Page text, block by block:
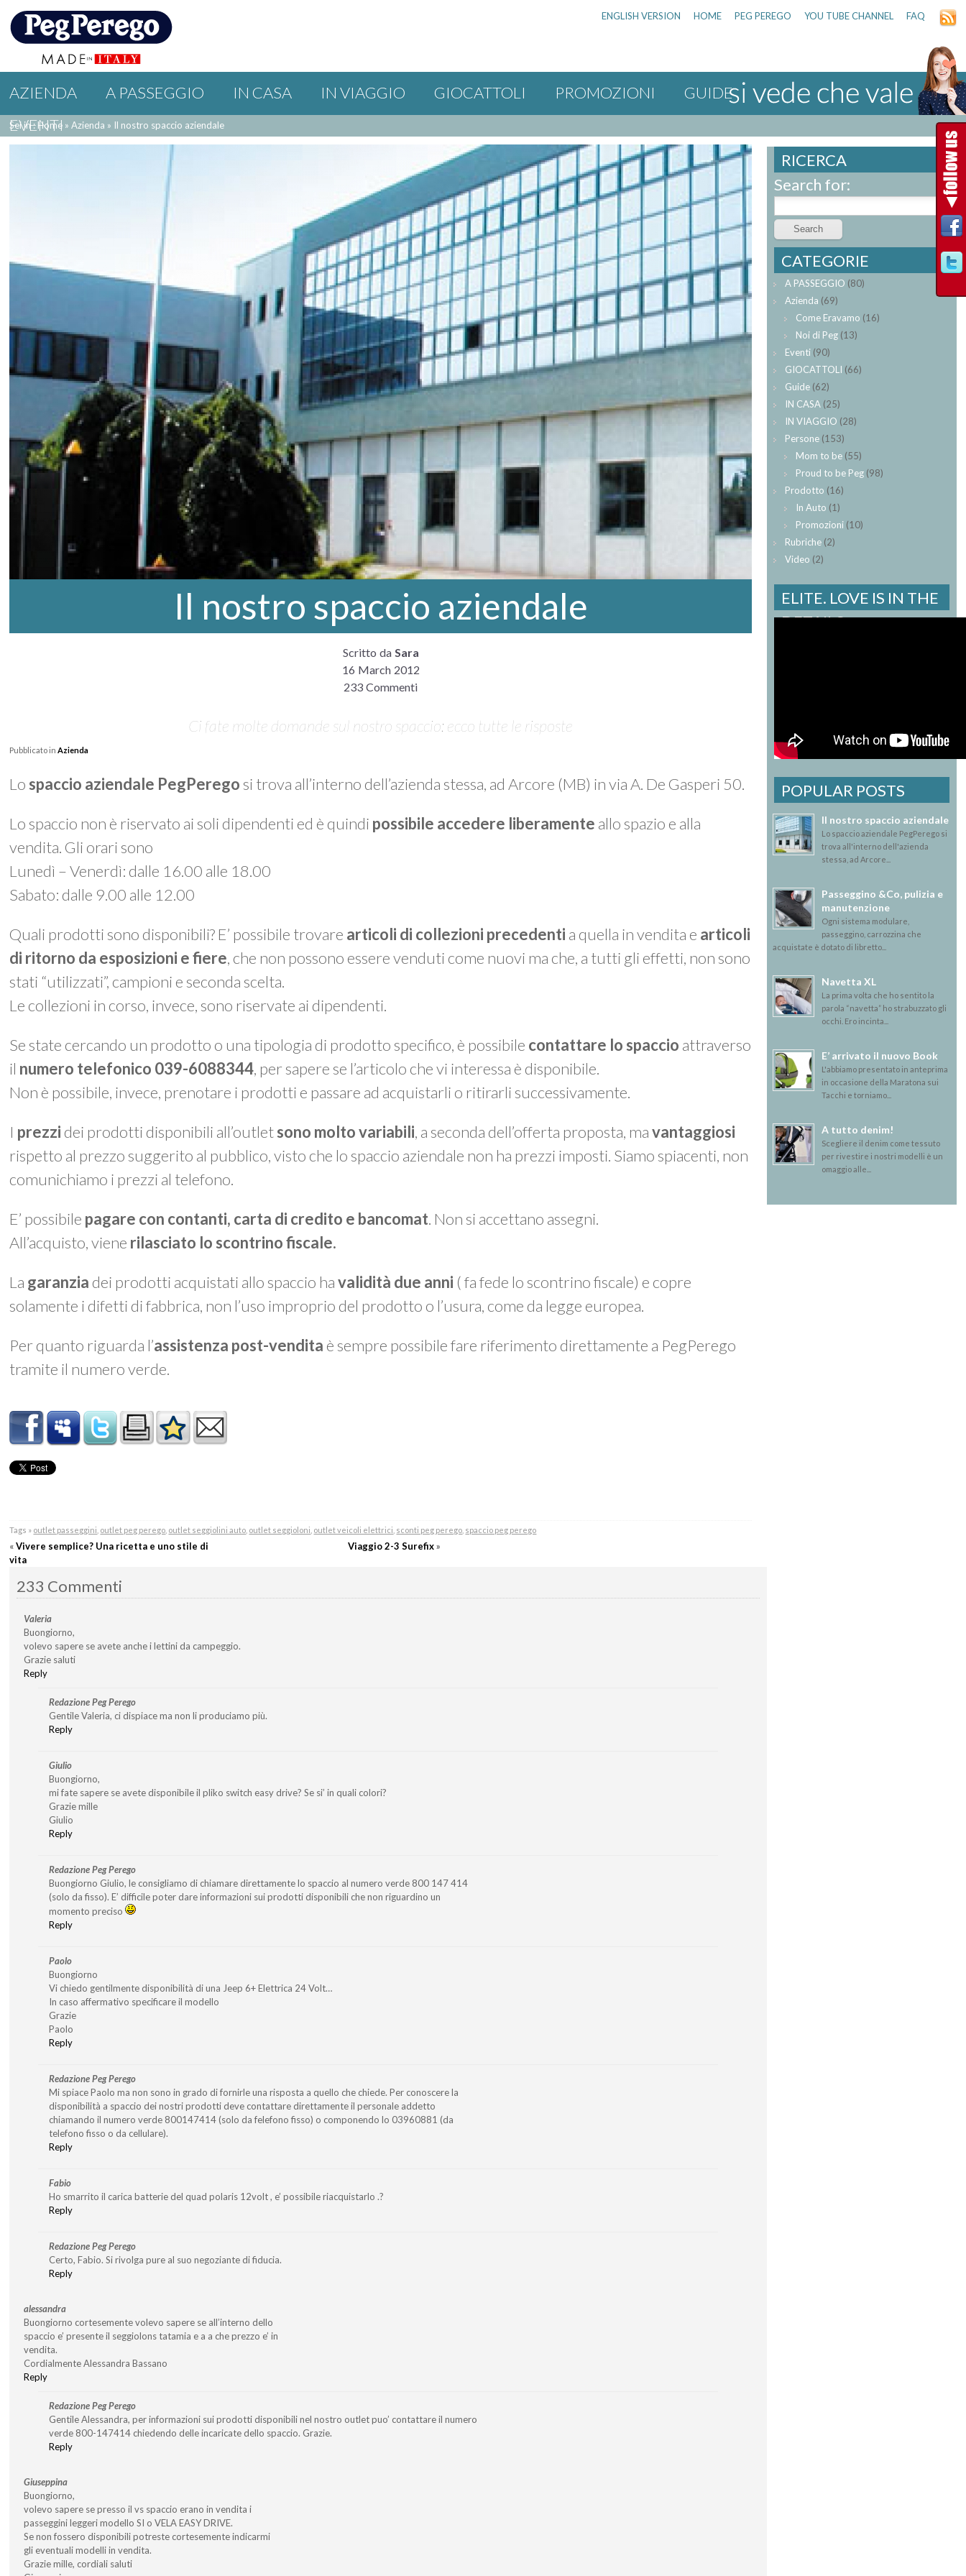
ENGLISH VERSION HOME PEG PEREGO YOU TUBE CHANNEL FAQ
AZIENDA A PASSEGGIO IN CASA IN VIAGGIO GIOCATTOLI PROMOZIONI
GUIDE
EVENTI
Sei in : Home »Azienda » Il nostro spaccio aziendale
Il nostro spaccio aziendale
Scritto da Sara
16 March 2012
233 Commenti
Ci fate molte domande sul nostro spaccio: ecco tutte le risposte
Pubblicato inAzienda
Lo spaccio aziendale PegPerego si trova all’interno dell’azienda stessa, ad Arcore (MB) in via A. De Gasperi 50.
Lo spaccio non è riservato ai soli dipendenti ed è quindi possibile accedere liberamente allo spazio e alla
vendita. Gli orari sono
Lunedì – Venerdì: dalle 16.00 alle 18.00
Sabato: dalle 9.00 alle 12.00
Quali prodotti sono disponibili? E’ possibile trovare articoli di collezioni precedenti a quella in vendita e articoli
di ritorno da esposizioni e fiere, che non possono essere venduti come nuovi ma che, a tutti gli effetti, non sono
stati “utilizzati”, campioni e seconda scelta.
Le collezioni in corso, invece, sono riservate ai dipendenti.
Se state cercando un prodotto o una tipologia di prodotto specifico, è possibile contattare lo spaccio attraverso
il numero telefonico 039-6088344, per sapere se l’articolo che vi interessa è disponibile.
Non è possibile, invece, prenotare i prodotti e passare ad acquistarli o ritirarli successivamente.
I prezzi dei prodotti disponibili all’outletsono molto variabili, a seconda dell’offerta proposta, mavantaggiosi
rispetto al prezzo suggerito al pubblico, visto che lo spaccio aziendale non ha prezzi imposti. Siamo spiacenti, non
comunichiamo i prezzi al telefono.
E’ possibile pagare con contanti, carta di credito e bancomat. Non si accettano assegni.
All’acquisto, viene rilasciato lo scontrino fiscale.
La garanzia dei prodotti acquistati allo spaccio havalidità due anni ( fa fede lo scontrino fiscale) e copre
solamente i difetti di fabbrica, non l’uso improprio del prodotto o l’usura, come da legge europea.
Per quanto riguarda l’assistenza post-vendita è sempre possibile fare riferimento direttamente a PegPerego
tramite il numero verde.
Tags » outlet passeggini outlet peg perego outlet seggiolini auto outlet seggioloni outlet veicoli elettrici sconti peg perego spaccio peg perego
«Vivere semplice? Una ricetta e uno stile di
vita
Viaggio 2-3 Surefix»
233 Commenti
Valeria
Buongiorno,
volevo sapere se avete anche i lettini da campeggio.
Grazie saluti
Reply
Redazione Peg Perego
Gentile Valeria, ci dispiace ma non li produciamo più.
Reply
Giulio
Buongiorno,
mi fate sapere se avete disponibile il pliko switch easy drive? Se si’ in quali colori?
Grazie mille
Giulio
Reply
Redazione Peg Perego
Buongiorno Giulio, le consigliamo di chiamare direttamente lo spaccio al numero verde 800 147 414
(solo da fisso). E’ difficile poter dare informazioni sui prodotti disponibili che non riguardino un
momento preciso
Reply
Paolo
Buongiorno
Vi chiedo gentilmente disponibilità di una Jeep 6+ Elettrica 24 Volt…
In caso affermativo specificare il modello
Grazie
Paolo
Reply
Redazione Peg Perego
Mi spiace Paolo ma non sono in grado di fornirle una risposta a quello che chiede. Per conoscere la
disponibilità a spaccio dei nostri prodotti deve contattare direttamente il personale addetto
chiamando il numero verde 800147414 (solo da felefono fisso) o componendo lo 03960881 (da
telefono fisso o da cellulare).
Reply
Fabio
Ho smarrito il carica batterie del quad polaris 12volt , e’ possibile riacquistarlo .?
Reply
Redazione Peg Perego
Certo, Fabio. Si rivolga pure al suo negoziante di fiducia.
Reply
alessandra
Buongiorno cortesemente volevo sapere se all’interno dello
spaccio e’ presente il seggiolons tatamia e a a che prezzo e’ in
vendita.
Cordialmente Alessandra Bassano
Reply
Redazione Peg Perego
Gentile Alessandra, per informazioni sui prodotti disponibili nel nostro outlet puo’ contattare il numero
verde 800-147414 chiedendo delle incaricate dello spaccio. Grazie.
Reply
Giuseppina
Buongiorno,
volevo sapere se presso il vs spaccio erano in vendita i
passeggini leggeri modello SI o VELA EASY DRIVE.
Se non fossero disponibili potreste cortesemente indicarmi
gli eventuali modelli in vendita.
Grazie mille, cordiali saluti
RICERCA
Search for:
CATEGORIE
A PASSEGGIO (80)
Azienda (69)
Come Eravamo (16)
Noi di Peg (13)
Eventi (90)
GIOCATTOLI (66)
Guide (62)
IN CASA (25)
IN VIAGGIO (28)
Persone (153)
Mom to be (55)
Proud to be Peg (98)
Prodotto (16)
In Auto (1)
Promozioni (10)
Rubriche (2)
Video (2)
ELITE. LOVE IS IN THE
DETAILS.
POPULAR POSTS
Il nostro spaccio aziendale
Lo spaccio aziendale PegPerego si
trova all'interno dell'azienda
stessa, ad Arcore...
Passeggino &Co, pulizia e
manutenzione
Ogni sistema modulare,
passeggino, carrozzina che
acquistate è dotato di libretto...
Navetta XL
La prima volta che ho sentito la
parola “navetta” ho strabuzzato gli
occhi. Ero incinta...
E’ arrivato il nuovo Book
L'abbiamo presentato in anteprima
in occasione della Maratona sui
Tacchi e torniamo...
A tutto denim!
Scegliere il denim come tessuto
per rivestire i nostri modelli è un
omaggio alle...